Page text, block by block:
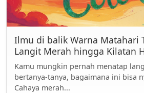
Ilmu di balik Warna Matahari
Langit Merah hingga Kilatan
Kamu mungkin pernah menatap
bertanya-tanya, bagaimana ini bisa
Cahaya merah...